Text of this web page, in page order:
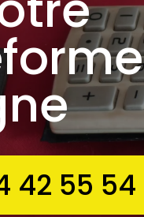
42 55 54